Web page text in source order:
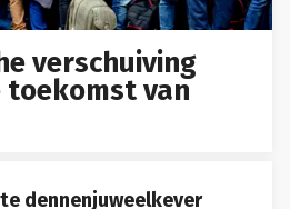
verschuiving
van
dennenjuweelkever